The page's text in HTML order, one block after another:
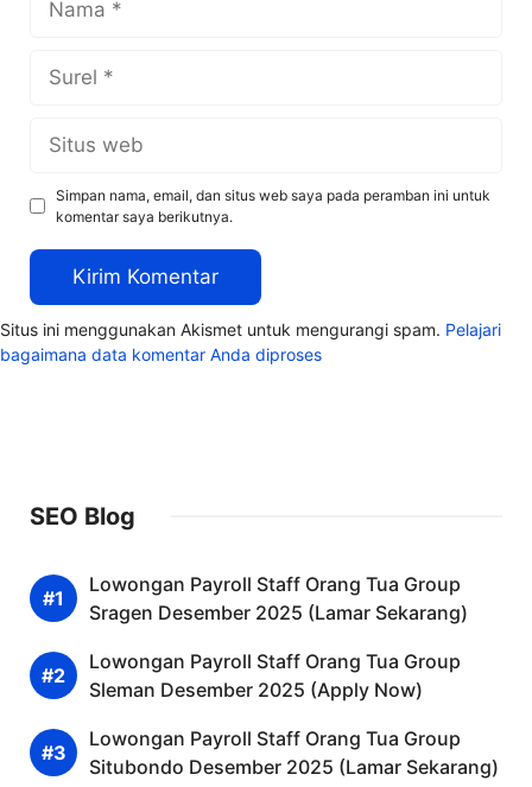
web
Simpan nama, email, dan situs web saya pada peramban ini untuk
komentar saya berikutnya.
Situs ini menggunakan Akismet untuk mengurangi spam. Pelajari
bagaimana data komentar Anda diproses
SEO Blog
Lowongan Payroll Staff Orang Tua Group
Sragen Desember 2025 (Lamar Sekarang)
Lowongan Payroll Staff Orang Tua Group
Sleman Desember 2025 (Apply Now)
Lowongan Payroll Staff Orang Tua Group
Situbondo Desember 2025 (Lamar Sekarang)